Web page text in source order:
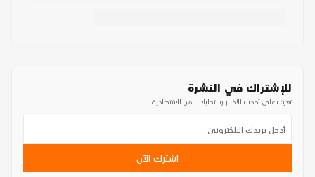
للإشتراك في النشرة
تعرف على أحدث الأخبار والتحليلات من الاقتصادية
اشترك الآن